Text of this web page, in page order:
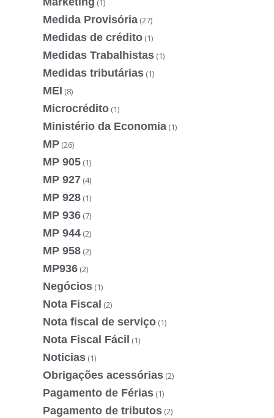
(1)
Medida Provisória (27)
Medidas de crédito (1)
Medidas Trabalhistas (1)
Medidas tributárias (1)
MEI (8)
Microcrédito (1)
Ministério da Economia (1)
MP (26)
MP 905 (1)
MP 927 (4)
MP 928 (1)
MP 936 (7)
MP 944 (2)
MP 958 (2)
MP936 (2)
Negócios (1)
Nota Fiscal (2)
Nota fiscal de serviço (1)
Nota Fiscal Fácil (1)
Noticias (1)
Obrigações acessórias (2)
Pagamento de Férias (1)
Pagamento de tributos (2)